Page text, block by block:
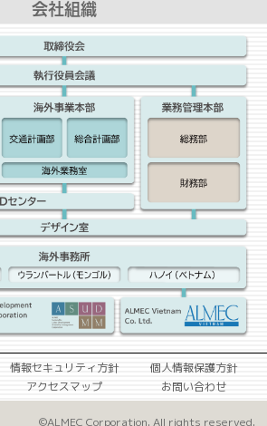
会社組織
情報セキュリティ方針
個人情報保護方針
アクセスマップ お問い合わせ
©ALMEC Corporation. All rights reserved.